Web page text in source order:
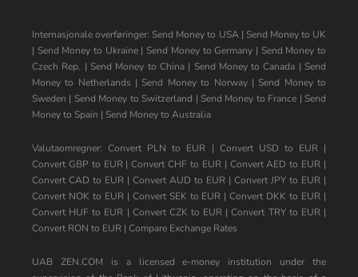
Internasjonale overføringer: Send Money to USA| Send Money to UK
| Send Money to Ukraine| Send Money to Germany | Send Money to
Czech Rep. | Send Money to China| Send Money to Canada | Send
Money to Netherlands | Send Money to Norway| Send Money to
Sweden | Send Money to Switzerland | Send Money to France | Send
Money to Spain | Send Money to Australia
Valutaomregner:Convert PLN to EUR | Convert USD to EUR|
Convert GBP to EUR|Convert CHF to EUR| Convert AED to EUR |
Convert CAD to EUR | Convert AUD to EUR | Convert JPY to EUR |
Convert NOK to EUR| Convert SEK to EUR |Convert DKK to EUR |
Convert HUF to EUR | Convert CZK to EUR |Convert TRY to EUR|
Convert RON to EUR | Compare Exchange Rates
UAB ZEN.COM is a licensed e-money institution under the